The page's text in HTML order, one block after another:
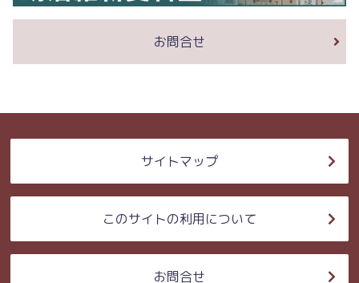
お問合せ
サイトマップ
このサイトの利用について
お問合せ